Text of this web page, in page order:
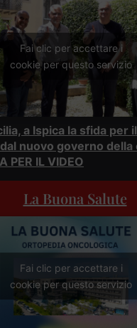
Fai clic per accettare i
cookie per questo servizio
a Ispica la sfida per
nuovo governo della
PER IL VIDEO
La Buona Salute
Fai clic per accettare i
cookie per questo servizio